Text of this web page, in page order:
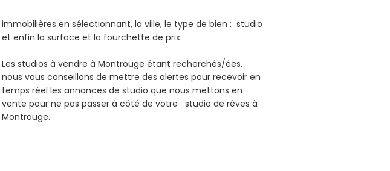
immobilières en sélectionnant, la ville, le type de bien : studio
et enfin la surface et la fourchette de prix.
Les studios à vendre à Montrouge étant recherchés/ées,
nous vous conseillons de mettre des alertes pour recevoir en
temps réel les annonces de studio que nous mettons en
vente pour ne pas passer à côté de votre studio de rêves à
Montrouge.